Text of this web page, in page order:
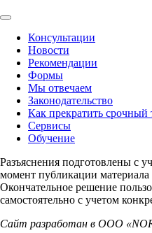
Консультации
Новости
Рекомендации
Формы
Мы отвечаем
Законодательство
Как прекратить срочный
Сервисы
Обучение
Разъяснения подготовлены с
момент публикации
Окончательное решение
самостоятельно с учетом
Сайт разработан в ООО